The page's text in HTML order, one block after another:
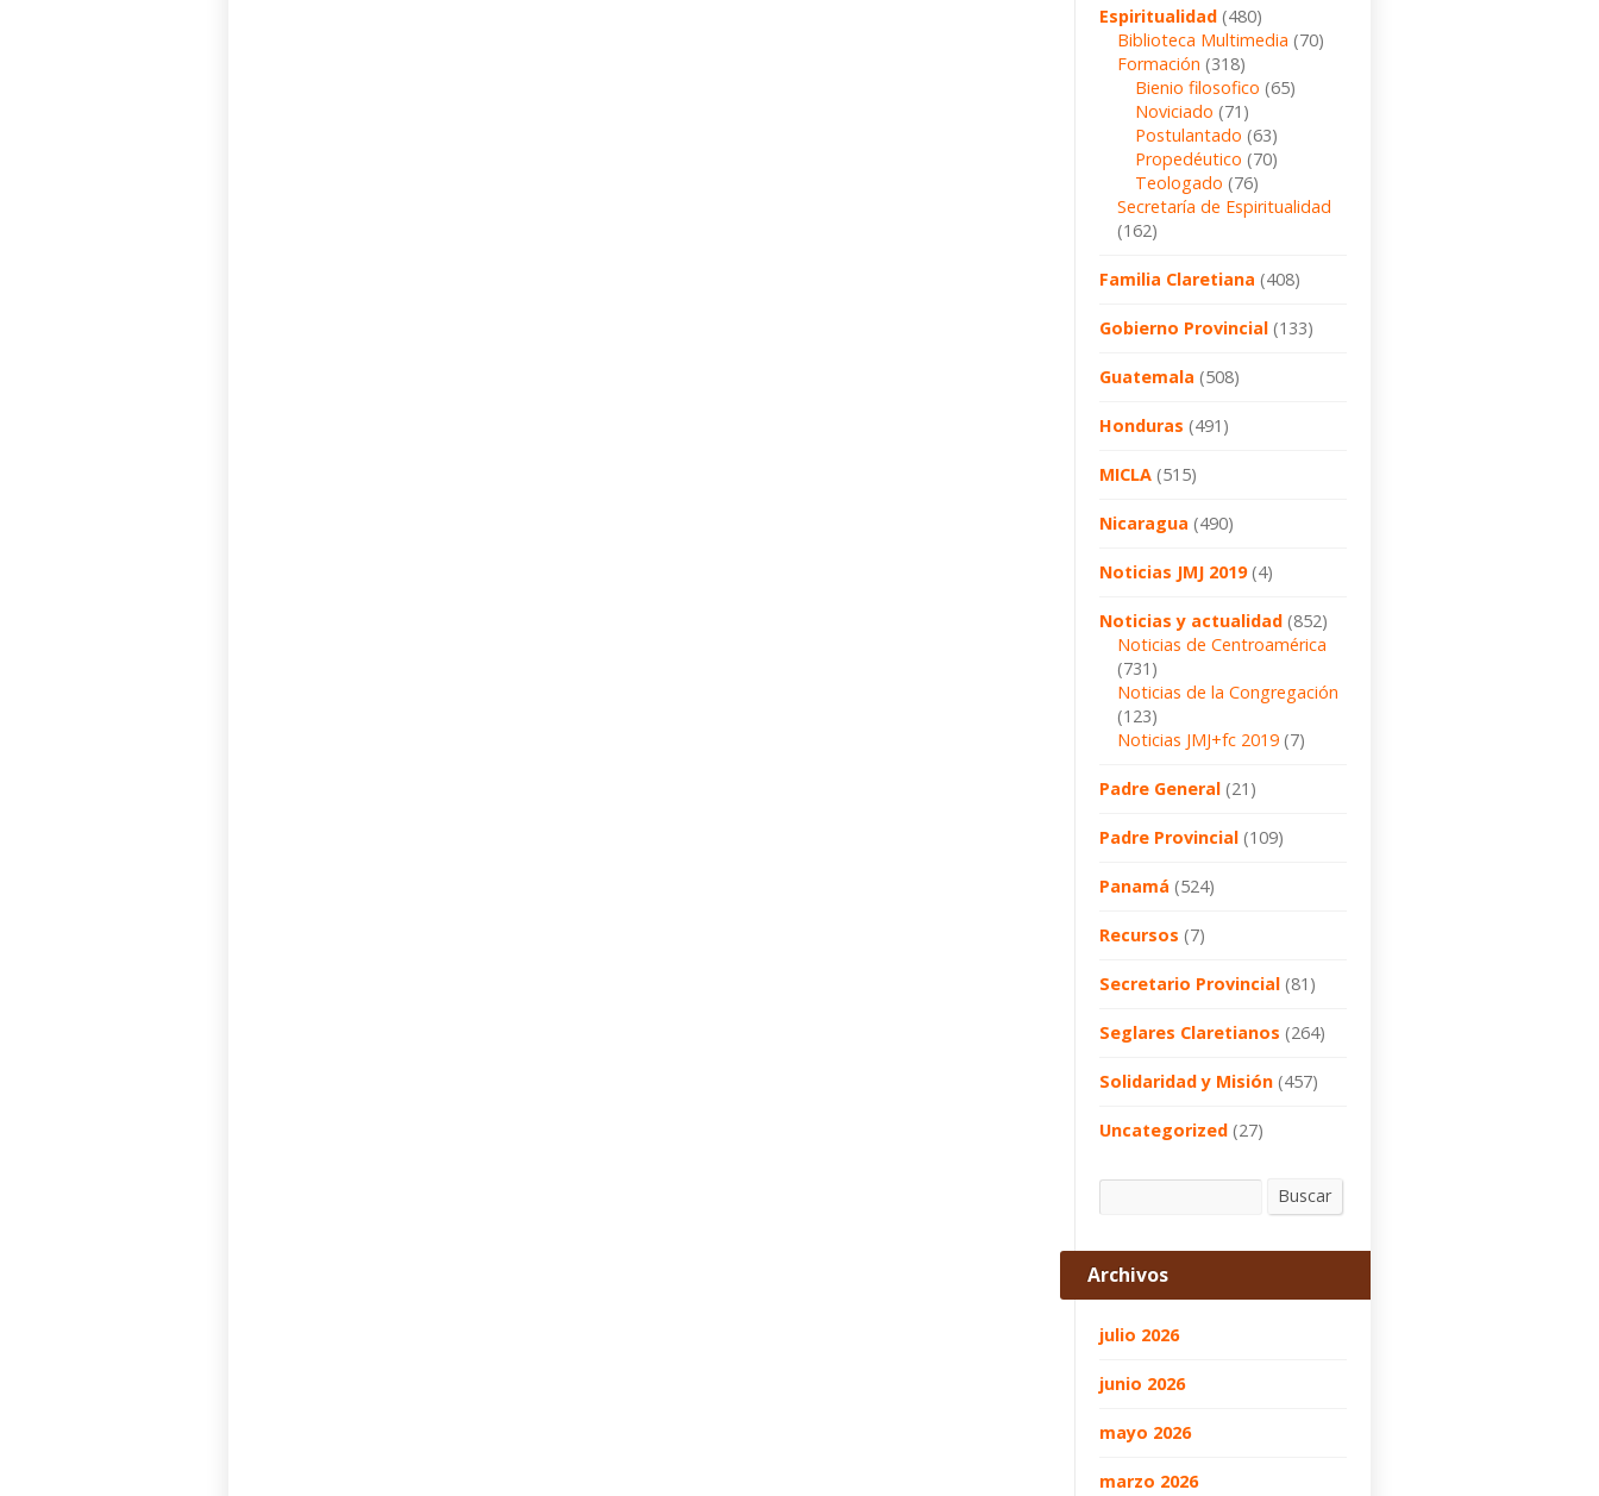
Espiritualidad (480)
Biblioteca Multimedia (70)
Formación (318)
Bienio filosofico (65)
Noviciado (71)
Postulantado (63)
Propedéutico (70)
Teologado (76)
Secretaría de Espiritualidad
(162)
Familia Claretiana (408)
Gobierno Provincial (133)
Guatemala (508)
Honduras (491)
MICLA (515)
Nicaragua (490)
Noticias JMJ 2019(4)
Noticias y actualidad (852)
Noticias de Centroamérica
(731)
Noticias de la Congregación
(123)
Noticias JMJ+fc 2019 (7)
Padre General (21)
Padre Provincial (109)
Panamá (524)
Recursos (7)
Secretario Provincial (81)
Seglares Claretianos (264)
Solidaridad y Misión (457)
Uncategorized (27)
Buscar
Archivos
julio 2026
junio 2026
mayo 2026
marzo 2026